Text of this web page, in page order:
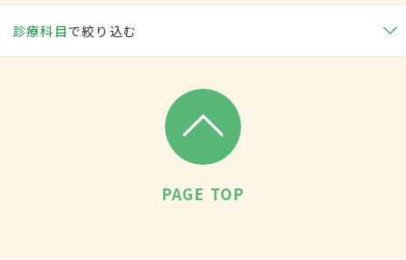
診療科目で絞り込む
PAGE TOP